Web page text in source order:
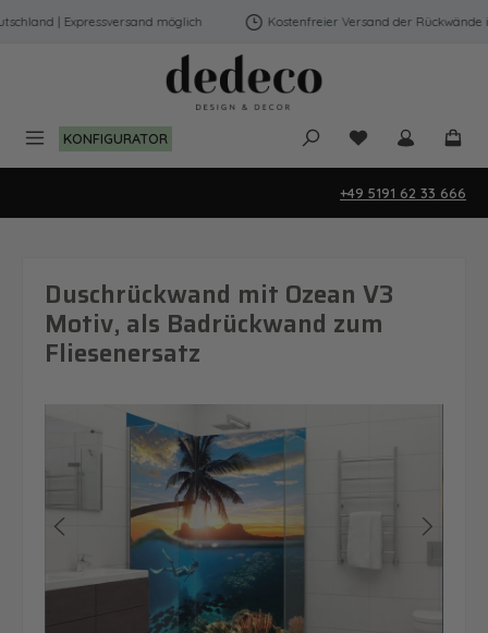
Zum Hauptinhalt springen
| Expressversand möglich Kostenfreier Versand der Rückwände in
KONFIGURATOR Du hast 0
+49 5191 62 33 666
Duschrückwand mit Ozean V3
Motiv, als Badrückwand zum
Fliesenersatz
Bildergalerie überspringen